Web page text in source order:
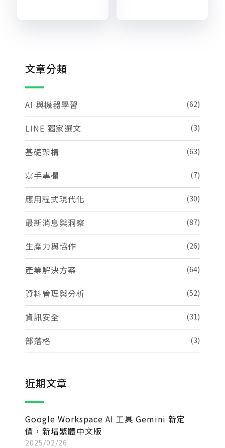
文章分類
AI 與機器學習 (62)
LINE 獨家選文 (3)
基礎架構 (63)
寫手專欄 (7)
應用程式現代化 (30)
最新消息與洞察 (87)
生產力與協作 (26)
產業解決方案 (64)
資料管理與分析 (52)
資訊安全 (31)
部落格 (3)
近期文章
Google Workspace AI 工具 Gemini 新定
價，新增繁體中文版
2025/02/26